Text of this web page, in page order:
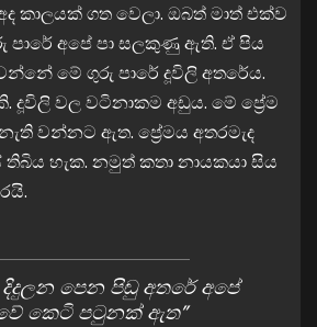
කාලයක් ගත වෙලා. ඔබත් මාත් එක්ව
අපේ පා සලකුණු ඇති. ඒ පිය
මේ ගුරු පාරේ දූවිලි අතරේය.
දූවිලි වල වටිනාකම අඩුය. මේ ප්‍රේම
වන්නට ඇත. ප්‍රේමය අතරමැද
හැක. නමුත් කතා නායකයා සිය
පෙන පිඬු අතරේ අපේ
කෙටි පටුනක් ඇත”